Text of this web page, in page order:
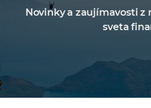
Novinky a zaujímavosti z
sveta